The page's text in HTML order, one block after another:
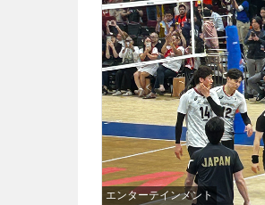
エンターテインメント